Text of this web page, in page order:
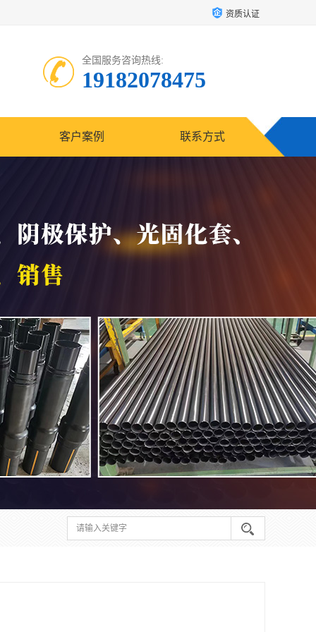
资质认证
全国服务咨询热线:
19182078475
客户案例 联系方式